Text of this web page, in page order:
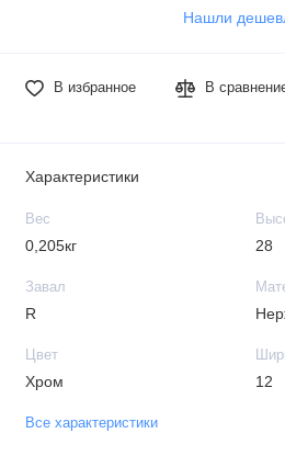
Нашли
В избранное В
Характеристики
Вес
0,205кг 28
Завал
R
Цвет
Хром 12
Все характеристики